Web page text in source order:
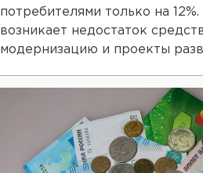
потребителями только на
возникает недостаток
модернизацию и проекты